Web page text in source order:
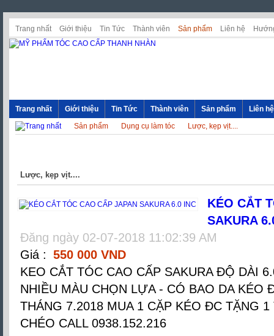
Trang nhất Giới thiệu Tin Tức Thành viên Sản phẩm Liên hệ
Trang nhất Giới thiệu Tin Tức Thành viên Sản phẩm
Liên hệ
Sản phẩm
Dụng cụ làm tóc Lược, kẹp vịt....
Lược, kẹp vịt....
KÉO CẮT
SAKURA
Đăng ngày 02-07-2018 11:02:39 AM
Giá : 550 000 VND
KEO CẮT TÓC CAO CẤP SAKURA ĐỘ DÀI
NHIỀU MÀU CHỌN LỰA - CÓ BAO DA KÉO
THÁNG 7.2018 MUA 1 CẶP KÉO ĐC TẶNG
CHÉO CALL 0938.152.216